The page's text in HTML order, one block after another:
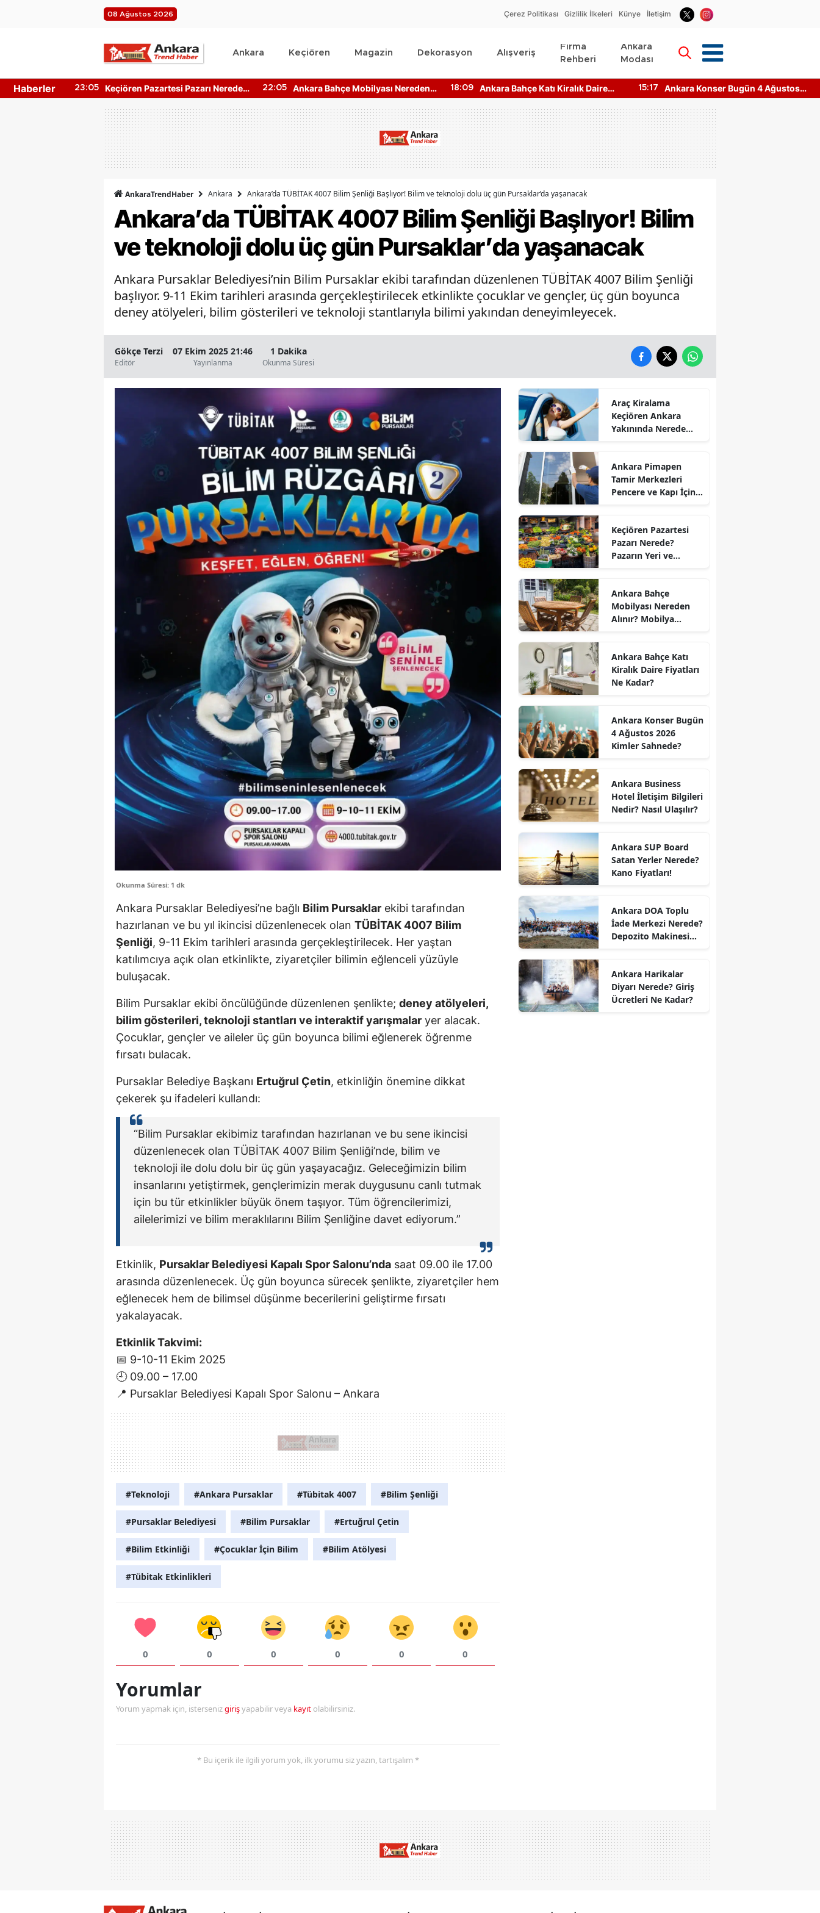
08 Ağustos 2026 Çerez Politikası Gizlilik İlkeleri Künye İletişim
Ankara Keçiören Magazin Dekorasyon Alışveriş
Firma
Rehberi
Ankara
Modası
Haberler
Merkezleri
Hangi
23:05
Keçiören Pazartesi Pazarı Nerede?
Pazarın Yeri ve Kapanış Saati
22:05
Ankara Bahçe Mobilyası Nereden
Alınır? Mobilya Kumaş Türleri
18:09
Ankara Bahçe Katı Kiralık Daire
Fiyatları Ne Kadar?
15:17
Ankara Konser Bugün 4 Ağustos
2026 Kimler Sahnede?
AnkaraTrendHaber Ankara Ankara’da TÜBİTAK 4007 Bilim Şenliği Başlıyor! Bilim ve teknoloji dolu üç gün Pursaklar’da yaşanacak
Ankara’da TÜBİTAK 4007 Bilim Şenliği Başlıyor! Bilim
ve teknoloji dolu üç gün Pursaklar’da yaşanacak
Ankara Pursaklar Belediyesi’nin Bilim Pursaklar ekibi tarafından düzenlenen TÜBİTAK 4007 Bilim Şenliği
başlıyor. 9-11 Ekim tarihleri arasında gerçekleştirilecek etkinlikte çocuklar ve gençler, üç gün boyunca
deney atölyeleri, bilim gösterileri ve teknoloji stantlarıyla bilimi yakından deneyimleyecek.
Gökçe Terzi
Editör
07 Ekim 2025 21:46
Yayınlanma
1 Dakika
Okunma Süresi
Okunma Süresi: 1 dk
Ankara Pursaklar Belediyesi’ne bağlı Bilim Pursaklar ekibi tarafından
hazırlanan ve bu yıl ikincisi düzenlenecek olan TÜBİTAK 4007 Bilim
Şenliği, 9-11 Ekim tarihleri arasında gerçekleştirilecek. Her yaştan
katılımcıya açık olan etkinlikte, ziyaretçiler bilimin eğlenceli yüzüyle
buluşacak.
Bilim Pursaklar ekibi öncülüğünde düzenlenen şenlikte; deney atölyeleri,
bilim gösterileri, teknoloji stantları ve interaktif yarışmalar yer alacak.
Çocuklar, gençler ve aileler üç gün boyunca bilimi eğlenerek öğrenme
fırsatı bulacak.
Pursaklar Belediye Başkanı Ertuğrul Çetin, etkinliğin önemine dikkat
çekerek şu ifadeleri kullandı:
“Bilim Pursaklar ekibimiz tarafından hazırlanan ve bu sene ikincisi
düzenlenecek olan TÜBİTAK 4007 Bilim Şenliği’nde, bilim ve
teknoloji ile dolu dolu bir üç gün yaşayacağız. Geleceğimizin bilim
insanlarını yetiştirmek, gençlerimizin merak duygusunu canlı tutmak
için bu tür etkinlikler büyük önem taşıyor. Tüm öğrencilerimizi,
ailelerimizi ve bilim meraklılarını Bilim Şenliğine davet ediyorum.”
Etkinlik, Pursaklar Belediyesi Kapalı Spor Salonu’nda saat 09.00 ile 17.00
arasında düzenlenecek. Üç gün boyunca sürecek şenlikte, ziyaretçiler hem
eğlenecek hem de bilimsel düşünme becerilerini geliştirme fırsatı
yakalayacak.
Etkinlik Takvimi:
📅 9-10-11 Ekim 2025
🕘 09.00 – 17.00
📍 Pursaklar Belediyesi Kapalı Spor Salonu – Ankara
#Teknoloji #Ankara Pursaklar #Tübitak 4007 #Bilim Şenliği
#Pursaklar Belediyesi #Bilim Pursaklar #Ertuğrul Çetin
#Bilim Etkinliği #Çocuklar İçin Bilim #Bilim Atölyesi
#Tübitak Etkinlikleri
0 0 0 0 0 0
Yorumlar
Yorum yapmak için, istersenizgirişyapabilir veya kayıt olabilirsiniz.
* Bu içerik ile ilgili yorum yok, ilk yorumu siz yazın, tartışalım *
Araç Kiralama
Keçiören Ankara
Yakınında Nerede
Ankara Pimapen
Tamir Merkezleri
Pencere ve Kapı İçin
Keçiören Pazartesi
Pazarı Nerede?
Pazarın Yeri ve
Ankara Bahçe
Mobilyası Nereden
Alınır? Mobilya
Ankara Bahçe Katı
Kiralık Daire Fiyatları
Ne Kadar?
Ankara Konser Bugün
4 Ağustos 2026
Kimler Sahnede?
Ankara Business
Hotel İletişim Bilgileri
Nedir? Nasıl Ulaşılır?
Ankara SUP Board
Satan Yerler Nerede?
Kano Fiyatları!
Ankara DOA Toplu
İade Merkezi Nerede?
Depozito Makinesi
Ankara Harikalar
Diyarı Nerede? Giriş
Ücretleri Ne Kadar?